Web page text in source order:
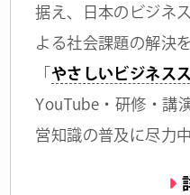
据え、日本のビジネ
よる社会課題の解決
「 やさしいビジネス
YouTube・研修・講
営知識の普及に尽力中